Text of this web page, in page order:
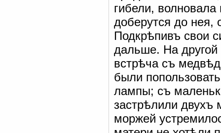
гибели,
доберутся до нея,
Подкрѣпивъ свои
дальше. На другой
встрѣча съ
были
лампы; съ
застрѣлили
моржей